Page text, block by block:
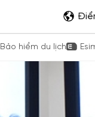
Bảo hiểm du lịch